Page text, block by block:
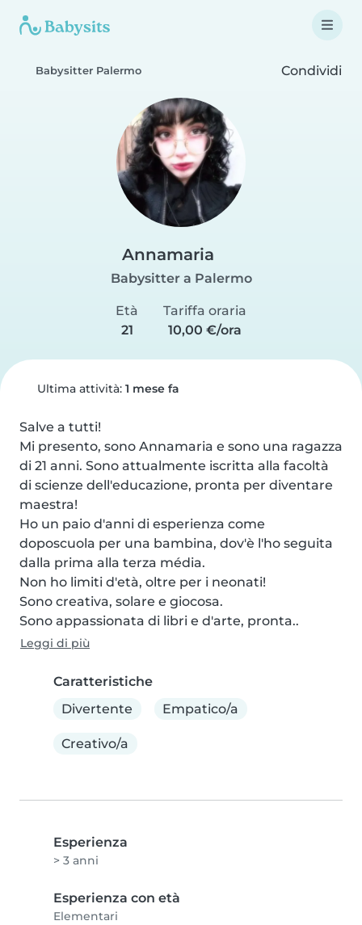
Babysitter Palermo Condividi
Annamaria
Babysitter a Palermo
Età
21
Tariffa oraria
10,00 €/ora
Ultima attività: 1 mese fa
Salve a tutti!
Mi presento, sono Annamaria e sono una ragazza
di 21 anni. Sono attualmente iscritta alla facoltà
di scienze dell'educazione, pronta per diventare
maestra!
Ho un paio d'anni di esperienza come
doposcuola per una bambina, dov'è l'ho seguita
dalla prima alla terza média.
Non ho limiti d'età, oltre per i neonati!
Sono creativa, solare e giocosa.
Sono appassionata di libri e d'arte, pronta..
Leggi di più
Caratteristiche
Divertente
Empatico/a
Creativo/a
Esperienza
> 3 anni
Esperienza con età
Elementari